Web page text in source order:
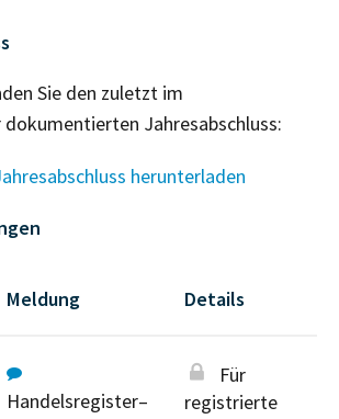
Sie den zuletzt im
dokumentierten Jahresabschluss:
herunterladen
Meldung Details
Handelsregister–
Für
registrierte